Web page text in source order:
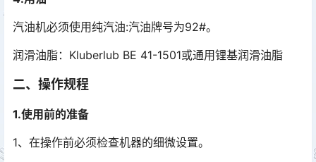
汽油机必须使用纯汽油:汽油牌号为92#。
润滑油脂：Kluberlub BE 41-1501或通用锂基润滑油脂
二、操作规程
1.使用前的准备
1、在操作前必须检查机器的细微设置。